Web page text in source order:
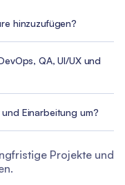
hinzuzufügen?
QA, UI/UX und
Einarbeitung um?
Projekte und